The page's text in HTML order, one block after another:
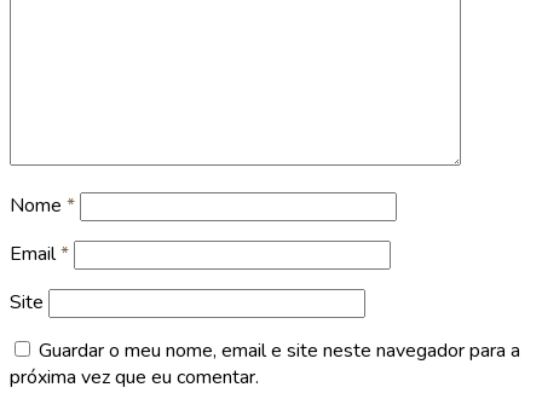
Nome *
Email*
Site
Guardar o meu nome, email e site neste navegador para a
próxima vez que eu comentar.